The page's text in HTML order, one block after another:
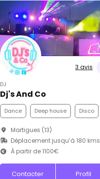
3 avis
DJ
Dj's And Co
Dance Deep house Disco
Martigues (13)
Déplacement jusqu’à 180 kms
À partir de 1100€
Contacter Profil